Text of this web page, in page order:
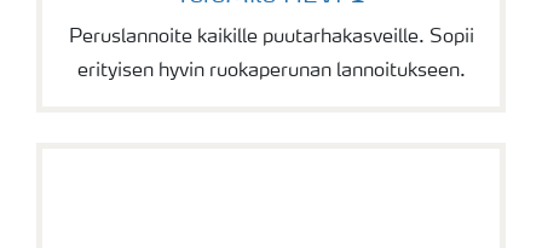
Peruslannoite kaikille puutarhakasveille. Sopii
erityisen hyvin ruokaperunan lannoitukseen.